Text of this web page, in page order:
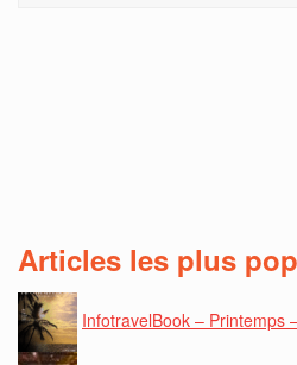
Articles les plus
InfotravelBook – Printemps